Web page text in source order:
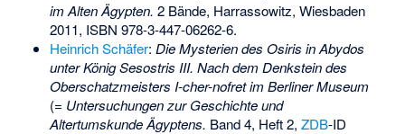
im Alten Ägypten. 2 Bände, Harrassowitz, Wiesbaden
2011, ISBN 978-3-447-06262-6.
Heinrich Schäfer: Die Mysterien des Osiris in Abydos
unter König Sesostris III. Nach dem Denkstein des
Oberschatzmeisters I-cher-nofret im Berliner Museum
(= Untersuchungen zur Geschichte und
Altertumskunde Ägyptens. Band 4, Heft 2, ZDB-ID